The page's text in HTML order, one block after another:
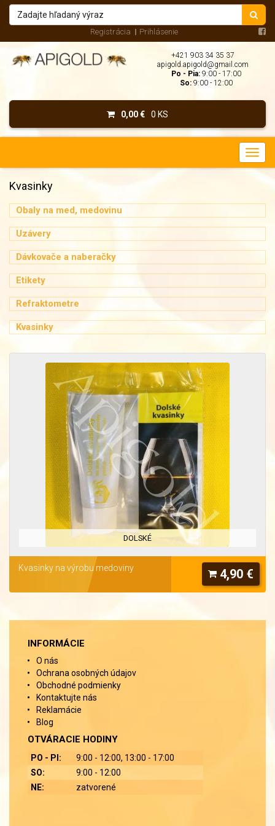
Registrácia Prihlásenie
+421 903 34 35 37
apigold.apigold@gmail.com
Po - Pia: 9:00 - 17:00
So: 9:00 - 12:00
0,00 € 0 KS
Kvasinky
Obaly na med, medovinu
Uzávery
Dávkovače a naberačky
Etikety
Refraktometre
Kvasinky
DOLSKÉ
4,90 €
Kvasinky na výrobu medoviny
INFORMÁCIE
O nás
Ochrana osobných údajov
Obchodné podmienky
Kontaktujte nás
Reklamácie
Blog
OTVÁRACIE HODINY
PO - PI:
9:00 - 12:00, 13:00 - 17:00
SO:
9:00 - 12:00
NE:
zatvorené